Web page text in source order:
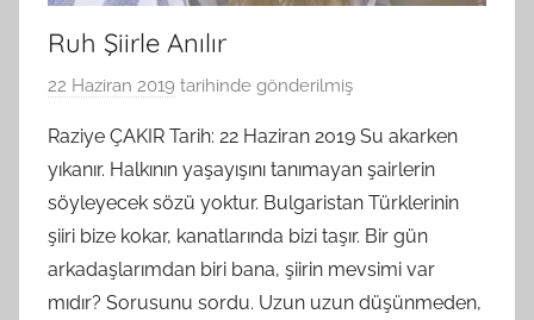
Ruh Şiirle Anılır
22 Haziran 2019 tarihinde gönderilmiş
S
A
M
t
a
r
Raziye ÇAKIR Tarih: 22 Haziran 2019 Su akarken
yıkanır. Halkının yaşayışını tanımayan şairlerin
söyleyecek sözü yoktur. Bulgaristan Türklerinin
şiiri bize kokar, kanatlarında bizi taşır. Bir gün
arkadaşlarımdan biri bana, şiirin mevsimi var
mıdır? Sorusunu sordu. Uzun uzun düşünmeden,